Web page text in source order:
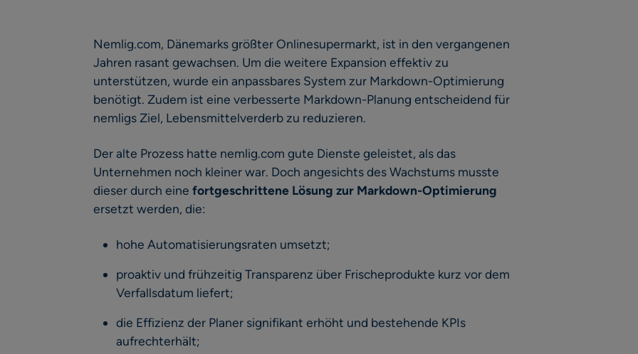
Nemlig.com, Dänemarks größter Onlinesupermarkt, ist in den vergangenen
Jahren rasant gewachsen. Um die weitere Expansion effektiv zu
unterstützen, wurde ein anpassbares System zur Markdown-Optimierung
benötigt. Zudem ist eine verbesserte Markdown-Planung entscheidend für
nemligs Ziel, Lebensmittelverderb zu reduzieren.
Der alte Prozess hatte nemlig.com gute Dienste geleistet, als das
Unternehmen noch kleiner war. Doch angesichts des Wachstums musste
dieser durch einefortgeschrittene Lösung zur Markdown-Optimierung
ersetzt werden, die:
hohe Automatisierungsraten umsetzt;
proaktiv und frühzeitig Transparenz über Frischeprodukte kurz vor dem
Verfallsdatum liefert;
die Effizienz der Planer signifikant erhöht und bestehende KPIs
aufrechterhält;